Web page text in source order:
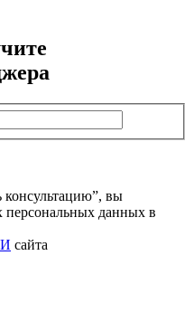
вы
персональных данных в
сайта